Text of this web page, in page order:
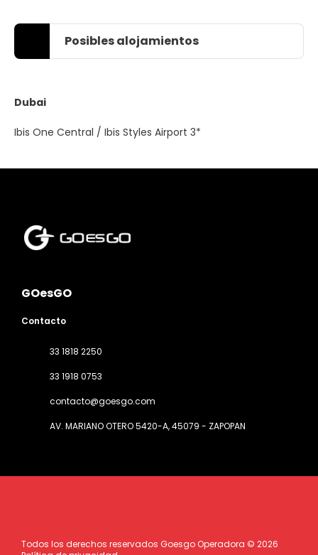
Posibles alojamientos
Dubai
Ibis One Central / Ibis Styles Airport 3*
GOesGO
Contacto
33 1818 2250
33 1918 0753
contacto@goesgo.com
AV. MARIANO OTERO 5420-A, 45079 - ZAPOPAN
Todos los derechos reservados Goesgo Operadora © 2026